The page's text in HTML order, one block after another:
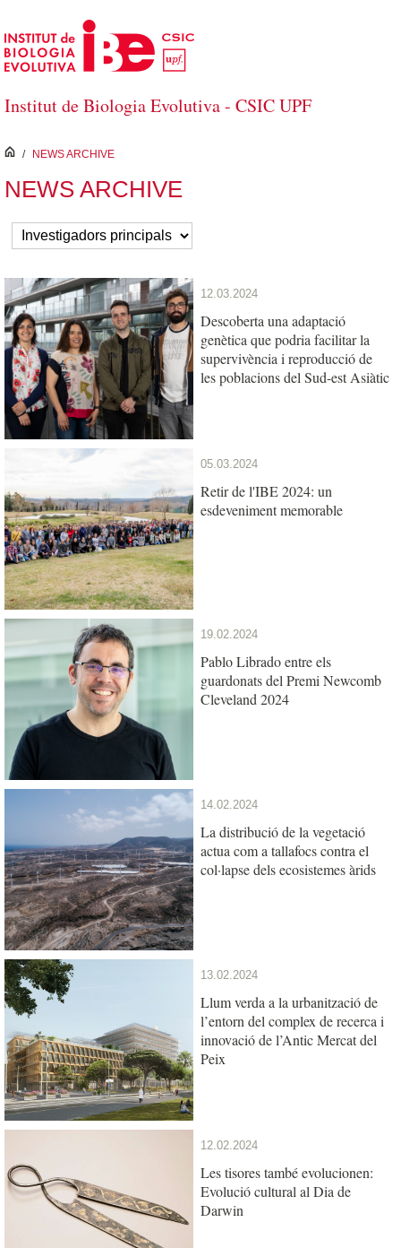
Salta al contingut principal
Institut de Biologia Evolutiva - CSIC UPF
inici
/ NEWS ARCHIVE
NEWS ARCHIVE
12.03.2024
Descoberta una adaptació
genètica que podria facilitar la
supervivència i reproducció de
les poblacions del Sud-est Asiàtic
05.03.2024
Retir de l'IBE 2024: un
esdeveniment memorable
19.02.2024
Pablo Librado entre els
guardonats del Premi Newcomb
Cleveland 2024
14.02.2024
La distribució de la vegetació
actua com a tallafocs contra el
col·lapse dels ecosistemes àrids
13.02.2024
Llum verda a la urbanització de
l’entorn del complex de recerca i
innovació de l’Antic Mercat del
Peix
12.02.2024
Les tisores també evolucionen:
Evolució cultural al Dia de
Darwin